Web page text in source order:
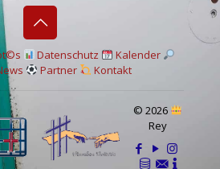
Datenschutz
Kalender
Partner Kontakt
© 2026
Rey